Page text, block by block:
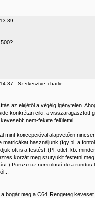
500?
- Szerkesztve: charlie
az elejétől a végéig igénytelen.
konkrétan ciki, a visszaragasztott
nem-fekete felülettel.
mint koncepcióval alapvetően
matricákat használjunk (így pl. a
ott is a festést. (Pl. ötlet: kb.
korzát meg szutyukit festetni
Persze ez nem olcsó de a
bogár meg a C64. Rengeteg